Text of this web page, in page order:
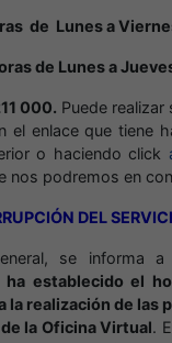
de Lunes a
de Lunes a
000. Puede
el enlace que tiene
o haciendo click
nos podremos en
DEL
se informa
ha establecido el
la realización de las
la Oficina Virtual.